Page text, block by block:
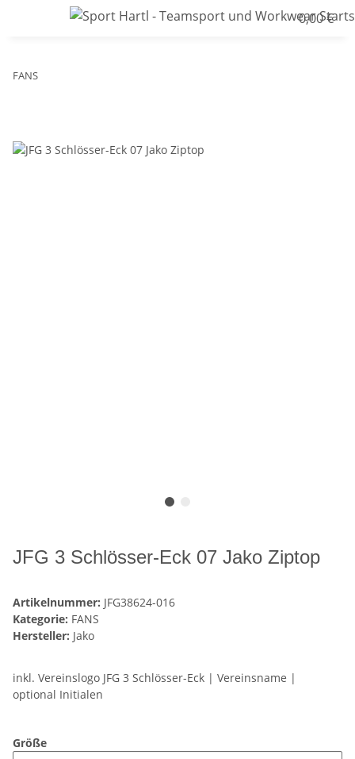
0,00 €
FANS
JFG 3 Schlösser-Eck 07 Jako Ziptop
Artikelnummer: JFG38624-016
Kategorie: FANS
Hersteller: Jako
inkl. Vereinslogo JFG 3 Schlösser-Eck | Vereinsname |
optional Initialen
Größe